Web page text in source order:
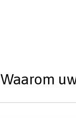
Waarom